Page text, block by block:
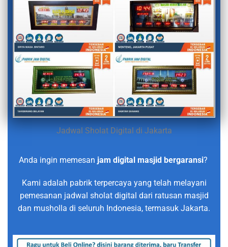
Jadwal Sholat Digital di Jakarta
Anda ingin memesan jam digital masjid bergaransi?
Kami adalah pabrik terpercaya yang telah melayani
pemesanan jadwal sholat digital dari ratusan masjid
dan musholla di seluruh Indonesia, termasuk Jakarta.